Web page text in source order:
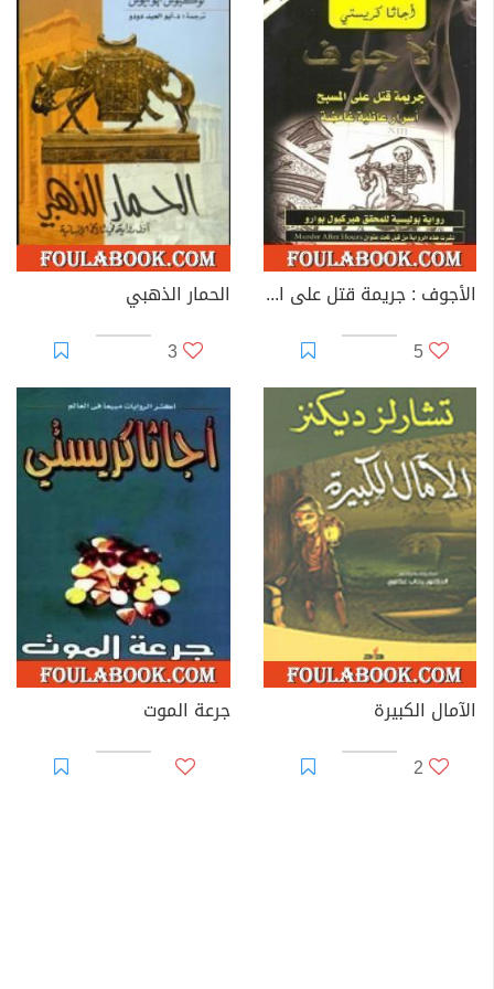
الأجوف : جريمة قتل على المسبح أسرار عائلية غامضة
5
الحمار الذهبي
3
الآمال الكبيرة
2
جرعة الموت